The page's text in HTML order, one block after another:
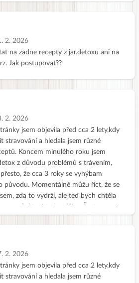
dávajú konečne zmysel, ako vhodne
by sa páčilo, keby ste mali aj letný
:). Ešte to tu nemám celé okukané,
a zimné jedálničky na stránke :-)
2. 2026
na zadne recepty z jar.detoxu ani na
Jak postupovat??
2. 2026
jsem objevila před cca 2 lety,kdy
stravování a hledala jsem různé
Koncem minulého roku jsem
z důvodu problémů s trávením,
že cca 3 roky se vyhýbam
původu. Momentálně můžu říct, že se
zda to vydrží, ale teď bych chtěla
Dana
2. 2026
jsem objevila před cca 2 lety,kdy
stravování a hledala jsem různé